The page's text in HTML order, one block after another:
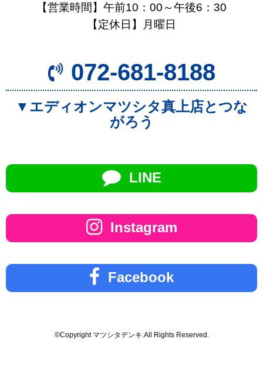
【営業時間】午前10：00～午後6：30
【定休日】月曜日
072-681-8188
▼エディオンマツシタ真上店とつな
がろう
LINE
Instagram
Facebook
©Copyright マツシタデンキ.All Rights Reserved.